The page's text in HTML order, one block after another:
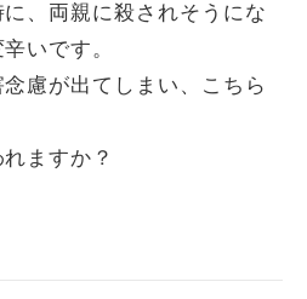
、両親に殺されそうにな
いです。
慮が出てしまい、こちら
ますか？